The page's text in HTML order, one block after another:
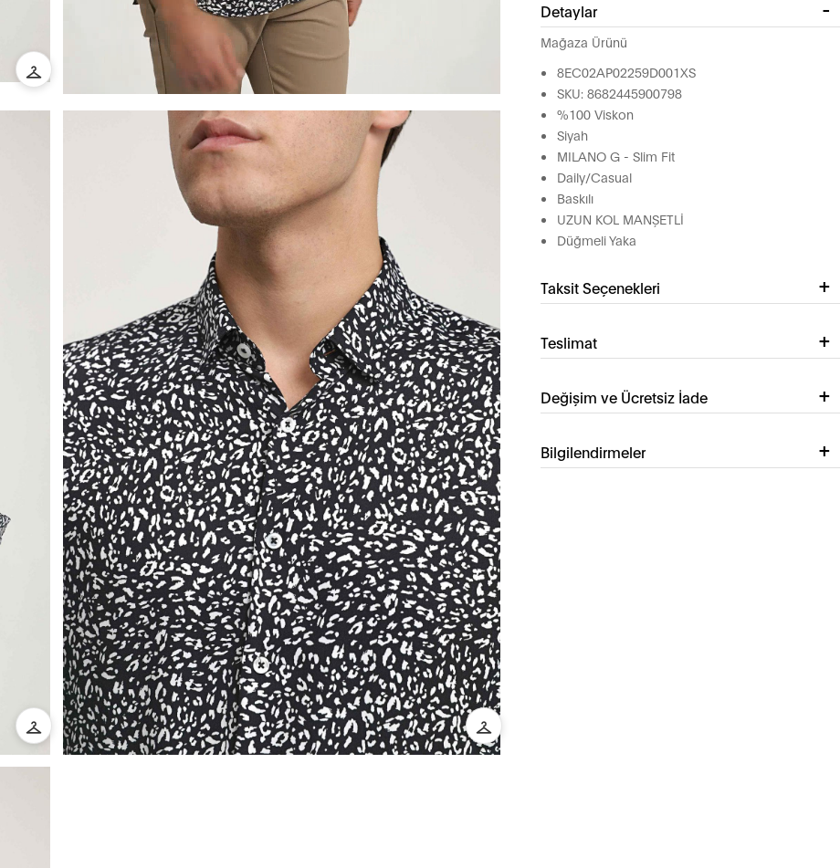
Detaylar
Mağaza Ürünü
8EC02AP02259D001XS
SKU: 8682445900798
%100 Viskon
Siyah
MILANO G - Slim Fit
Daily/Casual
Baskılı
UZUN KOL MANŞETLİ
Düğmeli Yaka
Taksit Seçenekleri
Teslimat
Değişim ve Ücretsiz İade
Bilgilendirmeler